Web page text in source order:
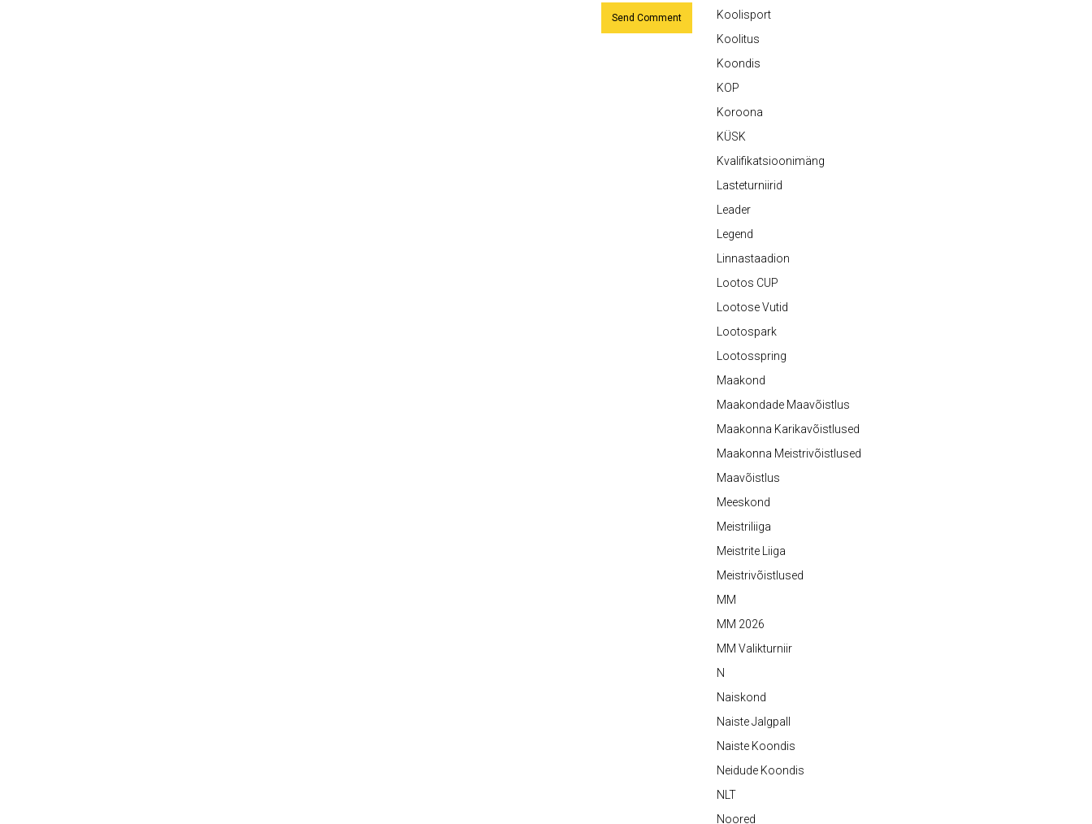
Koolisport
Koolitus
Koondis
KOP
Koroona
KÜSK
Kvalifikatsioonimäng
Lasteturniirid
Leader
Legend
Linnastaadion
Lootos CUP
Lootose Vutid
Lootospark
Lootosspring
Maakond
Maakondade Maavõistlus
Maakonna Karikavõistlused
Maakonna Meistrivõistlused
Maavõistlus
Meeskond
Meistriliiga
Meistrite Liiga
Meistrivõistlused
MM
MM 2026
MM Valikturniir
N
Naiskond
Naiste Jalgpall
Naiste Koondis
Neidude Koondis
NLT
Noored